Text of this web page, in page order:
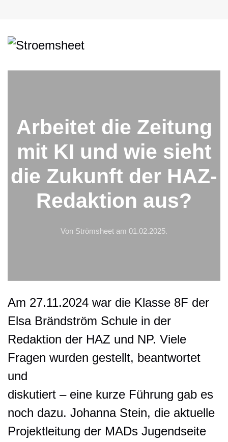
Arbeitet die Zeitung
mit KI und wie sieht
die Zukunft der HAZ-
Redaktion aus?
Von Strömsheet am 01.02.2025.
Am 27.11.2024 war die Klasse 8F der
Elsa Brändström Schule in der
Redaktion der HAZ und NP. Viele
Fragen wurden gestellt, beantwortet
und
diskutiert – eine kurze Führung gab es
noch dazu. Johanna Stein, die aktuelle
Projektleitung der MADs Jugendseite